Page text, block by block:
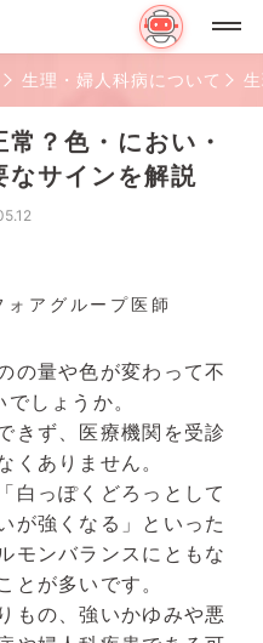
生理・婦人科病について
？色・におい・
なサインを解説
ォアグループ医師
の量や色が変わって不
しょうか。
きず、医療機関を受診
くありません。
白っぽくどろっとして
が強くなる」といった
モンバランスにともな
とが多いです。
もの、強いかゆみや悪